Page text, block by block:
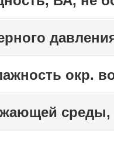
окр.
среды,